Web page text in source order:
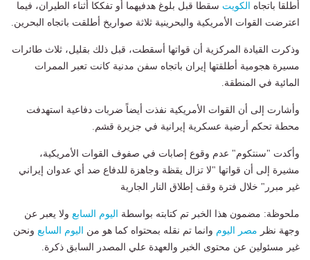
أُطلقا باتجاه
الكويت سقطا قبل بلوغ هدفيهما أو تفككا أثناء الطيران، فيما
اعترضت القوات الأمريكية والبحرينية ثلاثة صواريخ أطلقت باتجاه البحرين.
وذكرت القيادة المركزية أن قواتها أسقطت، قبل ذلك بقليل، ثلاث طائرات
مسيرة هجومية أطلقتها إيران باتجاه سفن مدنية كانت تعبر الممرات
المائية في المنطقة.
وأشارت إلى أن القوات الأمريكية نفذت أيضاً ضربات دفاعية استهدفت
محطة تحكم أرضية عسكرية إيرانية في جزيرة قشم.
وأكدت "سنتكوم" عدم وقوع إصابات في صفوف القوات الأمريكية،
مشيرة إلى أن قواتها "لا تزال يقظة وجاهزة للدفاع ضد أي عدوان إيراني
غير مبرر" خلال فترة وقف إطلاق النار الجارية
ملحوظة: مضمون هذا الخبر تم كتابته بواسطة اليوم السابع ولا يعبر عن
وجهة نظر مصر اليوم وانما تم نقله بمحتواه كما هو من اليوم السابع ونحن
غير مسئولين عن محتوى الخبر والعهدة علي المصدر السابق ذكرة.